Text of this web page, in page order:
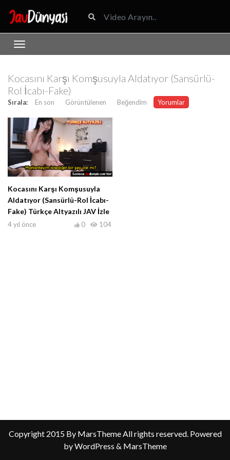
Kocasını Karşı Komşusuyla Aldatıyor (Sansürlü-
Rol İcabı-Fake)
Sırala: En son Görüntülenen Beğendim Yorumlar
Kocasını Karşı Komşusuyla
Aldatıyor (Sansürlü-Rol İcabı-
Fake) Türkçe Altyazılı JAV İzle
4 yıl önce 104
0
Copyright 2015 By MarsTheme All rights reserved. Powered
by WordPress & MarsTheme